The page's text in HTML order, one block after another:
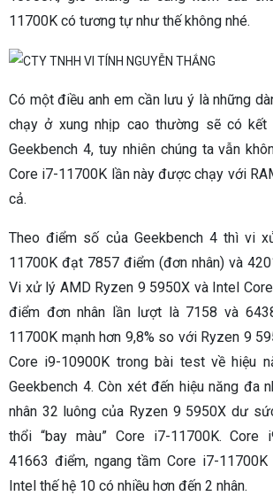
11700K có tương tự như thế không nhé.
Có một điều anh em cần lưu ý là những
chạy ở xung nhịp cao thường sẽ có
Geekbench 4, tuy nhiên chúng ta vẫn
Core i7-11700K lần này được chạy với
cả.
Theo điểm số của Geekbench 4 thì vi
11700K đạt 7857 điểm (đơn nhân) và
Vi xử lý AMD Ryzen 9 5950X và Intel
điểm đơn nhân lần lượt là 7158 và
11700K mạnh hơn 9,8% so với Ryzen 9
Core i9-10900K trong bài test về hiệu
Geekbench 4. Còn xét đến hiệu năng đa
nhân 32 luông của Ryzen 9 5950X dư
thổi “bay màu” Core i7-11700K. Core
41663 điểm, ngang tầm Core i7-
Intel thế hệ 10 có nhiều hơn đến 2 nhân.